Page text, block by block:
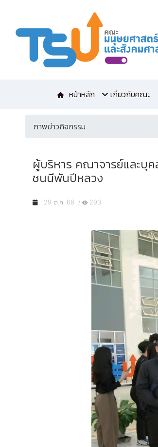
หน้าหลัก เกี่ยวกับคณะ
ภาพข่าวกิจกรรม
ผู้บริหาร คณาจารย์และบุ
ชนนีพันปีหลวง
29 ต.ค. 68 / 293